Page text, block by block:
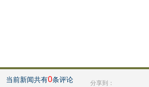
当前新闻共有0条评论 分享到：